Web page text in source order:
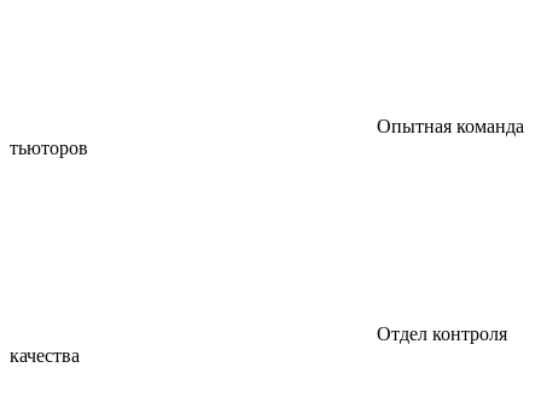
Опытная команда
тьюторов
Отдел контроля
качества